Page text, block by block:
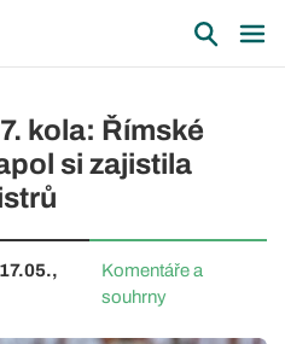
kola: Římské
si zajistila
Komentáře a
souhrny